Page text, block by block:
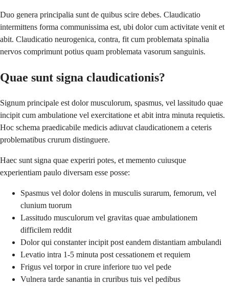
Duo genera principalia sunt de quibus scire debes. Claudicatio
intermittens forma communissima est, ubi dolor cum activitate venit et
abit. Claudicatio neurogenica, contra, fit cum problemata spinalia
nervos comprimunt potius quam problemata vasorum sanguinis.
Quae sunt signa claudicationis?
Signum principale est dolor musculorum, spasmus, vel lassitudo quae
incipit cum ambulatione vel exercitatione et abit intra minuta requietis.
Hoc schema praedicabile medicis adiuvat claudicationem a ceteris
problematibus crurum distinguere.
Haec sunt signa quae experiri potes, et memento cuiusque
experientiam paulo diversam esse posse:
Spasmus vel dolor dolens in musculis surarum, femorum, vel
clunium tuorum
Lassitudo musculorum vel gravitas quae ambulationem
difficilem reddit
Dolor qui constanter incipit post eandem distantiam ambulandi
Levatio intra 1-5 minuta post cessationem et requiem
Frigus vel torpor in crure inferiore tuo vel pede
Vulnera tarde sanantia in cruribus tuis vel pedibus